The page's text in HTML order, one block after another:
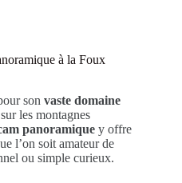
à la Foux
son vaste domaine
sur les montagnes
panoramique y offre
l’on soit amateur de
ou simple curieux.